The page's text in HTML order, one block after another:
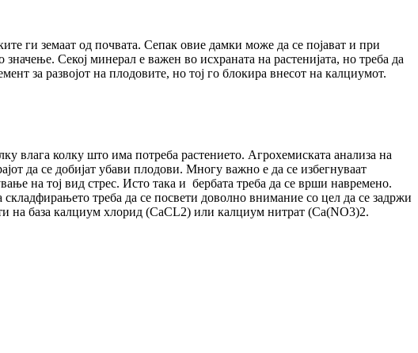
ги земаат од почвата. Сепак овие дамки може да се појават и при
Секој минерал е важен во исхраната на растенијата, но треба да
за развојот на плодовите, но тој го блокира внесот на калциумот.
влага колку што има потреба растението. Агрохемиската анализа на
да се добијат убави плодови. Многу важно е да се избегнуваат
на тој вид стрес. Исто така и бербата треба да се врши навремено.
треба да се посвети доволно внимание со цел да се задржи
на база калциум хлорид (CaCL2) или калциум нитрат (Ca(NO3)2.